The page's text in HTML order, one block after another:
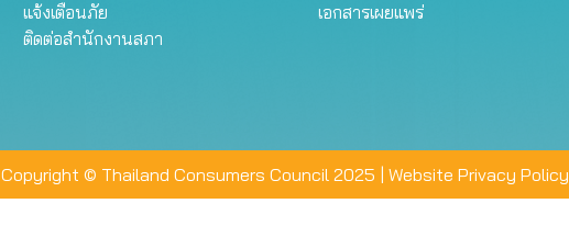
แจ้งเตือนภัย
ติดต่อสำนักงานสภา
เอกสารเผยแพร่
Copyright © Thailand Consumers Council 2025 | Website Privacy Policy